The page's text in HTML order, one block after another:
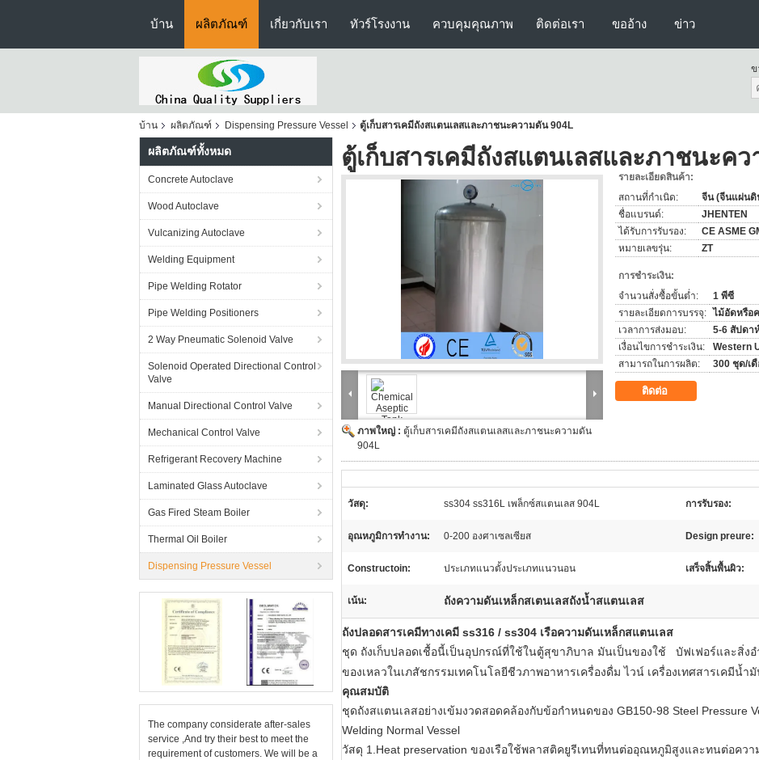
บ้าน ผลิตภัณฑ์ เกี่ยวกับเรา ทัวร์โรงงาน ควบคุมคุณภาพ ติดต่อเรา ขออ้าง ข่าว
ข
บ้าน ผลิตภัณฑ์ Dispensing Pressure Vessel ตู้เก็บสารเคมีถังสแตนเลสและภาชนะความดัน 904L
ผลิตภัณฑ์ทั้งหมด
Concrete Autoclave
Wood Autoclave
Vulcanizing Autoclave
Welding Equipment
Pipe Welding Rotator
Pipe Welding Positioners
2 Way Pneumatic Solenoid Valve
Solenoid Operated Directional Control
Valve
Manual Directional Control Valve
Mechanical Control Valve
Refrigerant Recovery Machine
Laminated Glass Autoclave
Gas Fired Steam Boiler
Thermal Oil Boiler
Dispensing Pressure Vessel
The company considerate after-sales
service ,And try their best to meet the
requirement of customers. We will be a
ตู้เก็บสารเคมีถังสแตนเลสและภาชนะค
ภาพใหญ่ : ตู้เก็บสารเคมีถังสแตนเลสและภาชนะความดัน
904L
รายละเอียดสินค้า:
สถานที่กำเนิด:
จีน (จีนแผ่น
ชื่อแบรนด์:
JHENTEN
ได้รับการรับรอง:
CE ASME
หมายเลขรุ่น:
ZT
การชำระเงิน:
จำนวนสั่งซื้อขั้นต่ำ:
1 พีซี
รายละเอียดการบรรจุ: ไม้อัดหรือ
เวลาการส่งมอบ:
5-6 สัปดา
เงื่อนไขการชำระเงิน:
Western
สามารถในการผลิต:
300 ชุด/เ
ติดต่อ
วัสดุ: ss304 ss316L เพล็กซ์สแตนเลส 904L การรับรอง:
อุณหภูมิการทำงาน: 0-200 องศาเซลเซียส Design preure:
Constructoin: ประเภทแนวตั้งประเภทแนวนอน เสร็จสิ้นพื้นผิว:
เน้น: ถังความดันเหล็กสเตนเลสถังน้ำสแตนเลส
ถังปลอดสารเคมีทางเคมี ss316 / ss304 เรือความดันเหล็กสแตนเลส
ชุด ถังเก็บปลอดเชื้อนี้เป็นอุปกรณ์ที่ใช้ในตู้สุขาภิบาล มันเป็นของใช้
บัฟเฟอร์และสิ่ง
ของเหลวในเภสัชกรรมเทคโนโลยีชีวภาพอาหารเครื่องดื่ม ไวน์ เครื่องเทศสารเคมีน้ำ
คุณสมบัติ
ชุดถังสแตนเลสอย่างเข้มงวดสอดคล้องกับข้อกำหนดของ GB150-98 Steel Pressure
Welding Normal Vessel
วัสดุ 1.Heat preservation ของเรือใช้พลาสติคยูรีเทนที่ทนต่ออุณหภูมิสูงและทนต่อควา